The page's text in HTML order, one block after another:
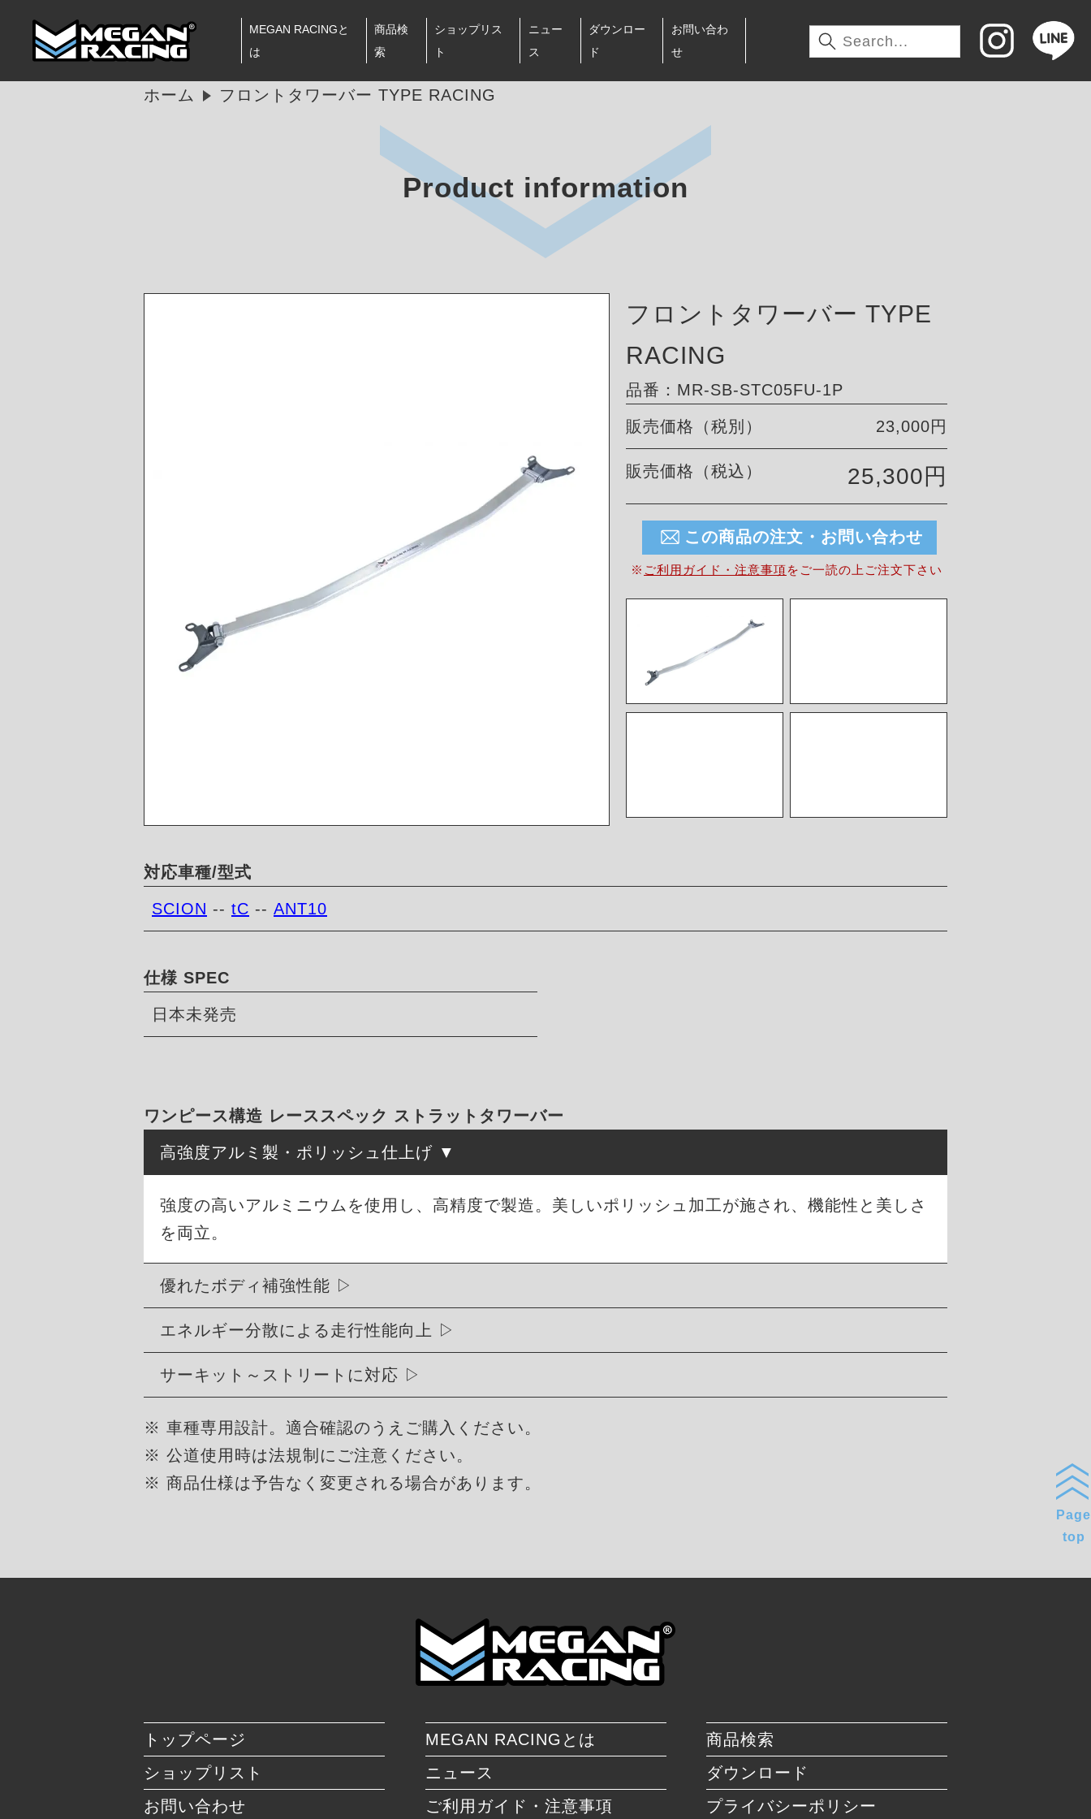
MEGAN RACINGと
は
商品検
索
ショップリス
ト
ニュー
ス
ダウンロー
ド
お問い合わ
せ
ホーム フロントタワーバー TYPE RACING
Product information
フロントタワーバー TYPE
RACING
品番：MR-SB-STC05FU-1P
販売価格（税別） 23,000円
販売価格（税込） 25,300円
この商品の注文・お問い合わせ
※ ご利用ガイド・注意事項を ご一読の上ご注文下さい
対応車種/型式
SCION -- tC -- ANT10
仕様 SPEC
日本未発売
ワンピース構造 レーススペック ストラットタワーバー
高強度アルミ製・ポリッシュ仕上げ
強度の高いアルミニウムを使用し、高精度で製造。美しいポリッシュ加工が施され、機能性と美しさ
を両立。
優れたボディ補強性能
エネルギー分散による走行性能向上
サーキット～ストリートに対応
※ 車種専用設計。適合確認のうえご購入ください。
※ 公道使用時は法規制にご注意ください。
※ 商品仕様は予告なく変更される場合があります。
トップページ MEGAN RACINGとは
商品検索
ショップリスト
ニュース
ダウンロード
お問い合わせ
ご利用ガイド・注意事項 プライバシーポリシー
Page
top